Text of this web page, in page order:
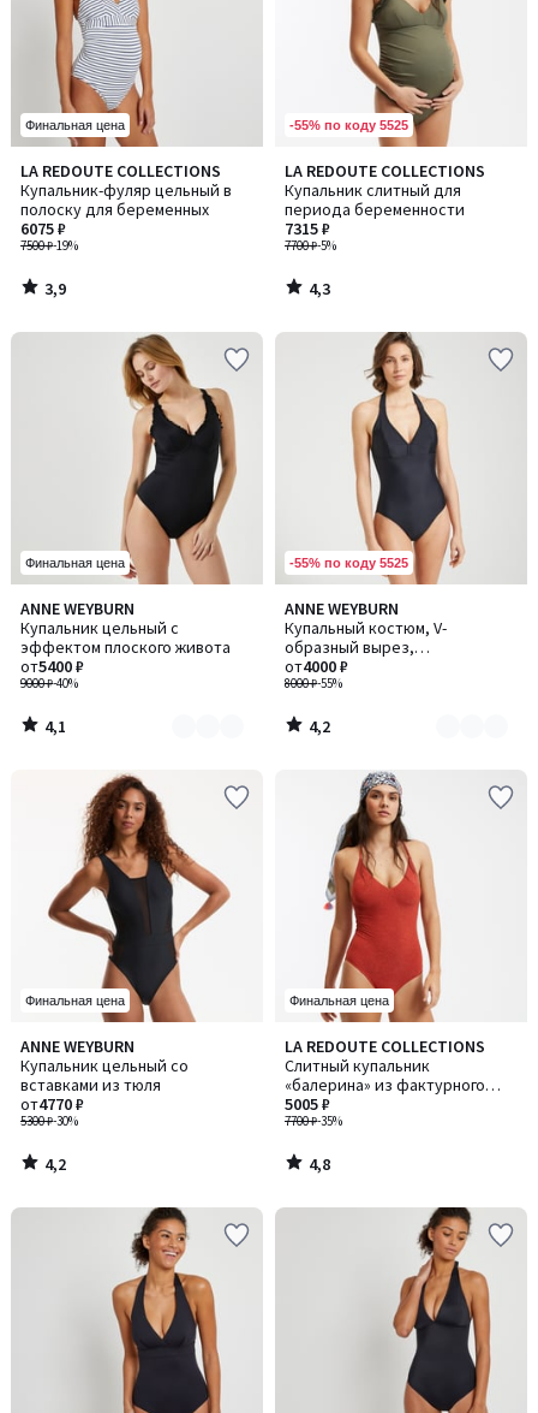
Финальная цена
LA REDOUTE COLLECTIONS
Купальник-фуляр цельный в
полоску для беременных
7500 ₽-19%
6075 ₽
3,9
/ 5
3,9
/
-55% по коду 5525
LA REDOUTE COLLECTIONS
Купальник слитный для
периода беременности
7700 ₽-5%
7315 ₽
4,3
/ 5
4,3
/
Финальная цена
ANNE WEYBURN
Купальник цельный с
эффектом плоского живота
9000 ₽-40%
от5400 ₽
4,1
/ 5
Количество
цветов:
3
4,1
/
-55% по коду 5525
ANNE WEYBURN
Купальный костюм, V-
образный вырез,
завязывающийся на шее
8000 ₽-55%
от4000 ₽
4,2
/ 5
Количество
цветов:
3
4,2
/
Финальная цена
ANNE WEYBURN
Купальник цельный со
вставками из тюля
5300 ₽-30%
от4770 ₽
4,2
/ 5
4,2
/
Финальная цена
LA REDOUTE COLLECTIONS
Слитный купальник
«балерина» из фактурного
трикотажа пике с люрексом
7700 ₽-35%
5005 ₽
4,8
/ 5
4,8
/